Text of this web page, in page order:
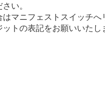
い。
マニフェストスイッチへ
トの表記をお願いいたし